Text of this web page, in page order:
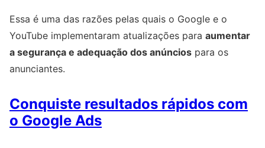
Essa é uma das razões pelas quais o Google e o
YouTube implementaram atualizações para aumentar
a segurança e adequação dos anúncios para os
anunciantes.
Conquiste resultados rápidos com
o Google Ads